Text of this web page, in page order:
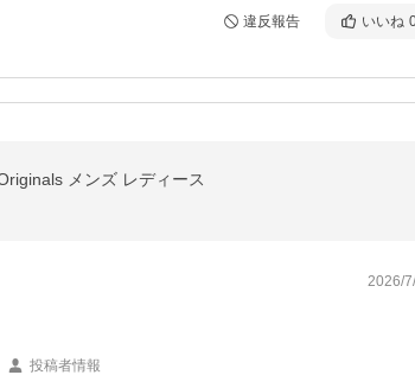
違反報告 いいね
メンズ レディース
2026/
投稿者情報